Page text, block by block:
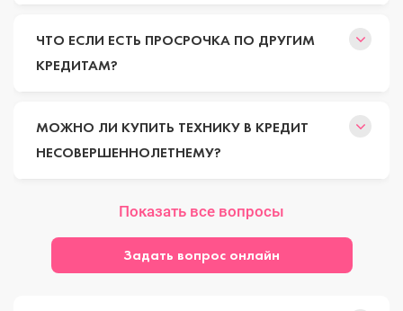
ЧТО ЕСЛИ ЕСТЬ ПРОСРОЧКА ПО ДРУГИМ
КРЕДИТАМ?
МОЖНО ЛИ КУПИТЬ ТЕХНИКУ В КРЕДИТ
НЕСОВЕРШЕННОЛЕТНЕМУ?
Показать все вопросы
Задать вопрос онлайн